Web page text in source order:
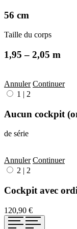
56 cm
Taille du corps
1,95 – 2,05 m
Annuler Continuer
1 | 2
Aucun cockpit
de série
Annuler Continuer
2 | 2
Cockpit avec
120,90 €